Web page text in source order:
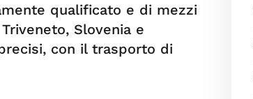
qualificato e di mezzi
Slovenia e
con il trasporto di